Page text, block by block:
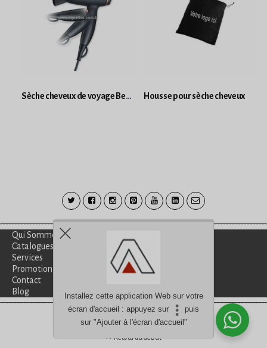
Sèche cheveux de voyage Beurer HC25 Housse pour sèche cheveux
Besoin d'aide?discutez avec nous
Qui Sommes-Nous?
Catalogues
Services
Promotion
Contact
Blog
Retour au début
Installez cette application Web sur votre
écran d'accueil : appuyez sur
puis
sur "Ajouter à l'écran d'accueil"